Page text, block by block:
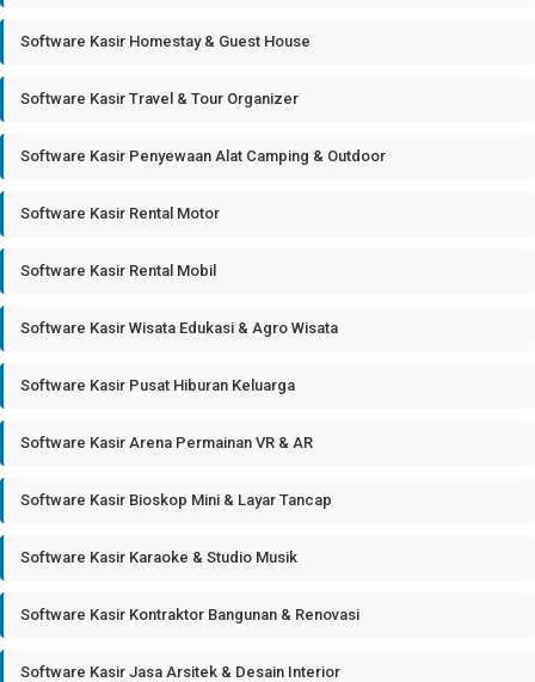
Software Kasir Homestay & Guest House
Software Kasir Travel & Tour Organizer
Software Kasir Penyewaan Alat Camping & Outdoor
Software Kasir Rental Motor
Software Kasir Rental Mobil
Software Kasir Wisata Edukasi & Agro Wisata
Software Kasir Pusat Hiburan Keluarga
Software Kasir Arena Permainan VR & AR
Software Kasir Bioskop Mini & Layar Tancap
Software Kasir Karaoke & Studio Musik
Software Kasir Kontraktor Bangunan & Renovasi
Software Kasir Jasa Arsitek & Desain Interior